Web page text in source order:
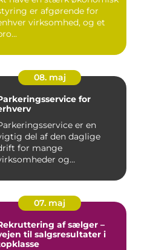
er afgørende for
virksomhed, og et
08. maj
for
er en
del af den daglige
for mange
og
07. maj
af sælger –
til salgsresultater i